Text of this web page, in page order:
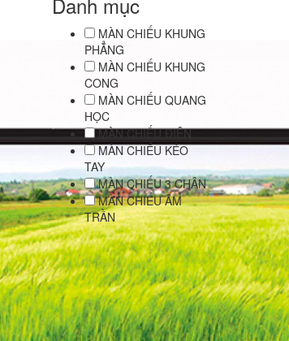
MÀN CHIẾU KHUNG
PHẲNG
MÀN CHIẾU KHUNG
CONG
MÀN CHIẾU QUANG
HỌC
MÀN CHIẾU ĐIỆN
MÀN CHIẾU KÉO
TAY
MÀN CHIẾU 3 CHÂN
MÀN CHIẾU ÂM
TRẦN